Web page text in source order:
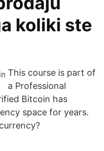
koliki ste
This course is part of
a Professional
Bitcoin has
space for years.